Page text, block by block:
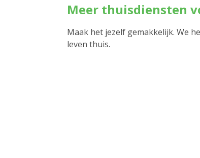
Meer thuisdiensten
Maak het jezelf gemakkelijk. We
leven thuis.